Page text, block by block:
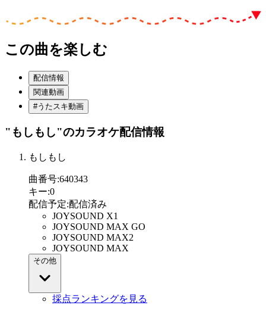
この曲を楽しむ
配信情報
関連動画
#うたスキ動画
"もしもし"のカラオケ配信情報
もしもし
曲番号:640343
キー:0
配信予定:配信済み
JOYSOUND X1
JOYSOUND MAX GO
JOYSOUND MAX2
JOYSOUND MAX
その他
採点ランキングを見る